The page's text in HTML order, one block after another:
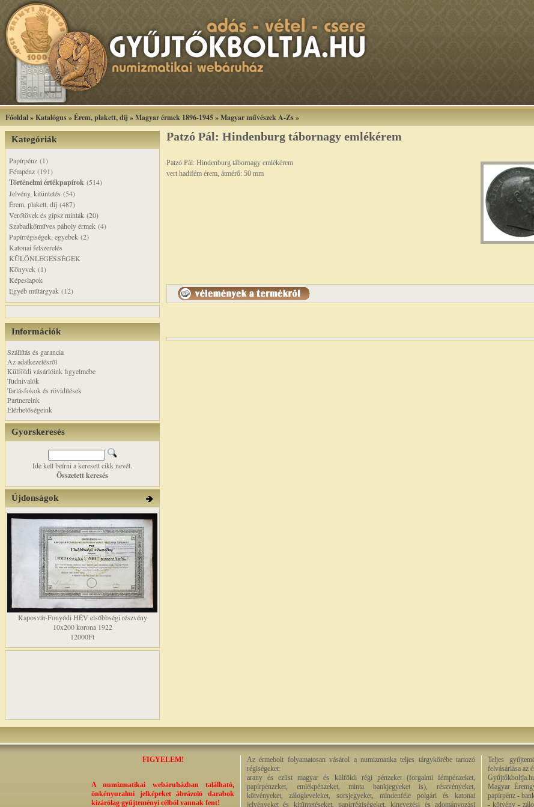
Főoldal»Katalógus»Érem, plakett, díj »Magyar érmek 1896-1945»Magyar művészek A-Zs»
Kategóriák
Papírpénz (1)
Fémpénz (191)
Történelmi értékpapírok (514)
Jelvény, kitüntetés (54)
Érem, plakett, díj (487)
Verőtövek és gipsz minták (20)
Szabadkőműves páholy érmek (4)
Papírrégiségek, egyebek (2)
Katonai felszerelés
KÜLÖNLEGESSÉGEK
Könyvek (1)
Képeslapok
Egyéb műtárgyak (12)
Információk
Szállítás és garancia
Az adatkezelésről
Külföldi vásárlóink figyelmébe
Tudnivalók
Tartásfokok és rövidítések
Partnereink
Elérhetőségeink
Gyorskeresés
Ide kell beírni a keresett cikk nevét.
Összetett keresés
Újdonságok
Kaposvár-Fonyódi HÉV elsőbbségi részvény
10x200 korona 1922
12000Ft
Patzó Pál: Hindenburg tábornagy emlékérem
Patzó Pál: Hindenburg tábornagy emlékérem
vert hadifém érem, átmérő: 50 mm
FIGYELEM!
A numizmatikai webáruházban található,
önkényuralmi jelképeket ábrázoló darabok
kizárólag gyűjteményi célból vannak fent!
Az érmebolt folyamatosan vásárol a numizmatika teljes tárgykörébe tartozó
régiségeket:
arany és ezüst magyar és külföldi régi pénzeket (forgalmi fémpénzeket,
papírpénzeket, emlékpénzeket, minta bankjegyeket is), részvényeket,
kötvényeket, zálogleveleket, sorsjegyeket, mindenféle polgári és katonai
jelvényeket és kitüntetéseket, papírrégiségeket, kinevezési és adományozási
Teljes
felvásárlása az
Magyar
papírpénz -
- kötvény -